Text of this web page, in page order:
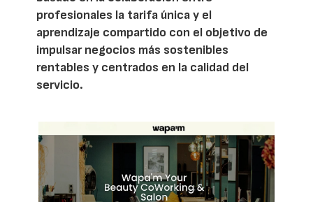
profesionales la tarifa única y el
aprendizaje compartido con el objetivo de
impulsar negocios más sostenibles
rentables y centrados en la calidad del
servicio.